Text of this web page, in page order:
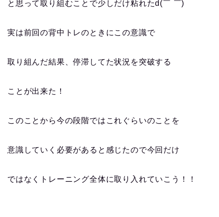
と思って取り組むことで少しだけ粘れたd(￣ ￣)
実は前回の背中トレのときにこの意識で
取り組んだ結果、停滞してた状況を突破する
ことが出来た！
このことから今の段階ではこれぐらいのことを
意識していく必要があると感じたので今回だけ
ではなくトレーニング全体に取り入れていこう！！